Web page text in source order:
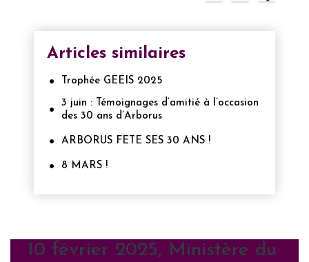
Articles similaires
Trophée GEEIS 2025
3 juin : Témoignages d’amitié à l’occasion
des 30 ans d’Arborus
ARBORUS FETE SES 30 ANS !
8 MARS !
10 février 2025, Ministère du